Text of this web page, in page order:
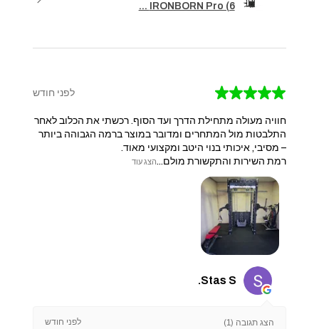
IRONBORN Pro (6 ...
★
★
★
★
★ לפני חודש
חוויה מעולה מתחילת הדרך ועד הסוף. רכשתי את הכלוב לאחר
התלבטות מול המתחרים ומדובר במוצר ברמה הגבוהה ביותר
– מסיבי, איכותי בנוי היטב ומקצועי מאוד.
​רמת השירות והתקשורת מולם...הצג עוד
Stas S.
הצג תגובה (1) לפני חודש